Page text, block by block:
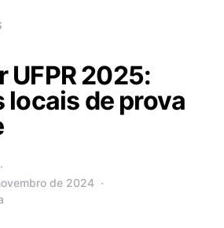
UFPR 2025:
locais de prova
de 2024